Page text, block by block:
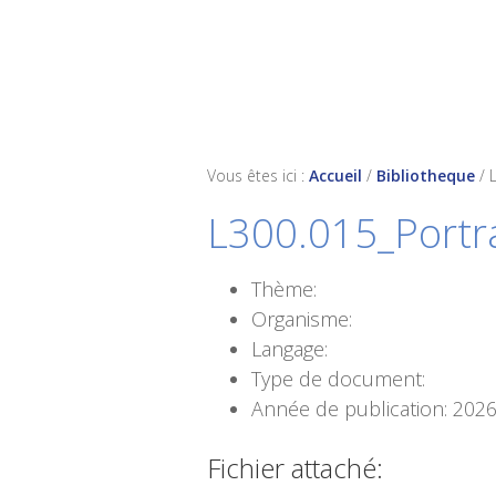
Vous êtes ici : Accueil / Bibliotheque /
Thème:
Organisme:
Langage:
Type de document:
Année de publication: 2026
Fichier attaché: